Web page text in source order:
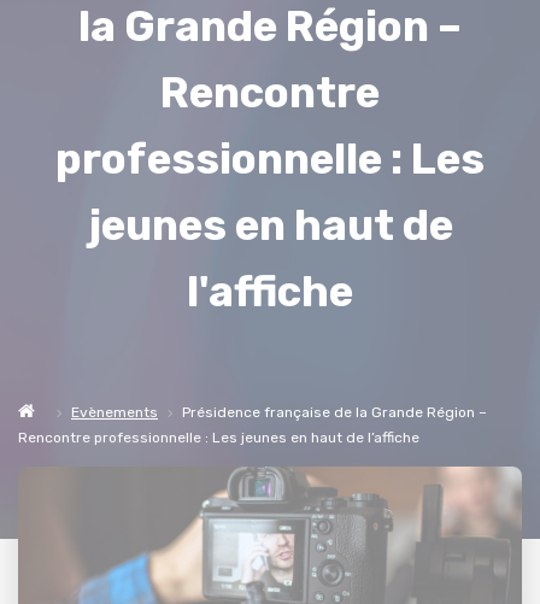
la Grande Région –
Rencontre
professionnelle : Les
jeunes en haut de
l'affiche
Evènements
Présidence française de la Grande Région –
Rencontre professionnelle : Les jeunes en haut de l’affiche